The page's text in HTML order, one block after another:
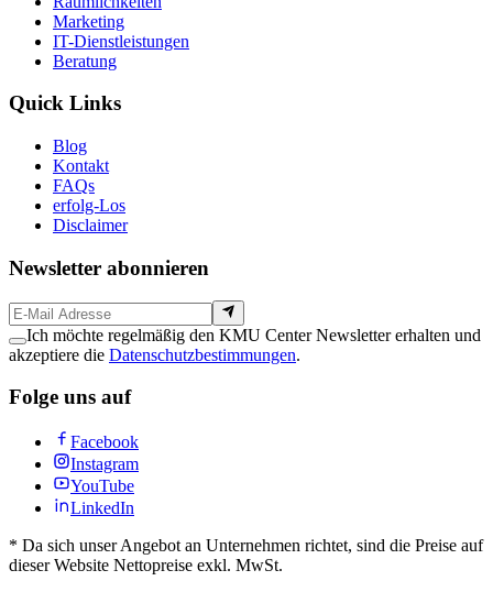
Marketing
IT-Dienstleistungen
Beratung
Quick Links
Blog
Kontakt
FAQs
erfolg-Los
Disclaimer
Newsletter abonnieren
Ich möchte regelmäßig den KMU Center Newsletter erhalten und
akzeptiere die Datenschutzbestimmungen.
Folge uns auf
Facebook
Instagram
YouTube
LinkedIn
* Da sich unser Angebot an Unternehmen richtet, sind die Preise auf
dieser Website Nettopreise exkl. MwSt.